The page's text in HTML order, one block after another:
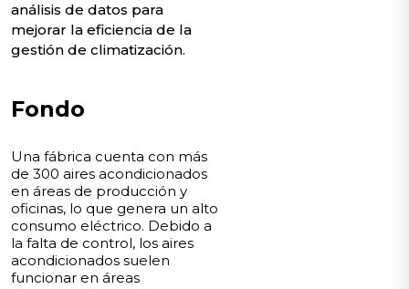
análisis de datos para
mejorar la eficiencia de la
gestión de climatización.
Fondo
Una fábrica cuenta con más
de 300 aires acondicionados
en áreas de producción y
oficinas, lo que genera un alto
consumo eléctrico. Debido a
la falta de control, los aires
acondicionados suelen
funcionar en áreas